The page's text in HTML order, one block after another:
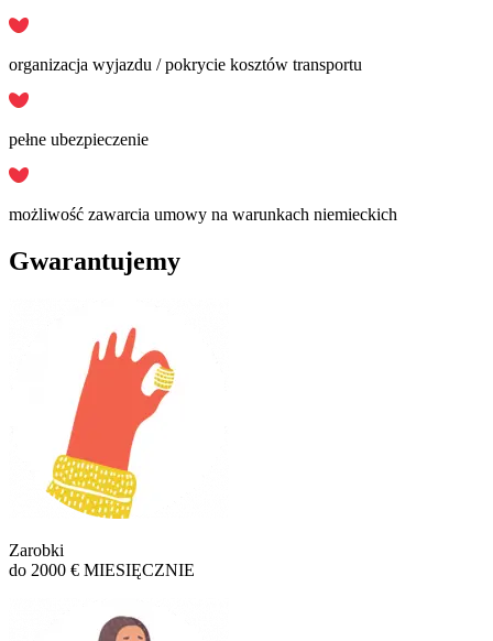
organizacja wyjazdu / pokrycie kosztów transportu
pełne ubezpieczenie
możliwość zawarcia umowy na warunkach niemieckich
Gwarantujemy
Zarobki
do 2000 € MIESIĘCZNIE